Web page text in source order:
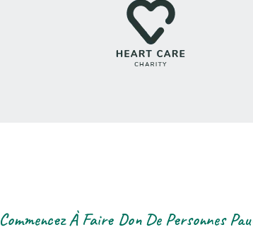
Commencez À Faire Don De Personnes